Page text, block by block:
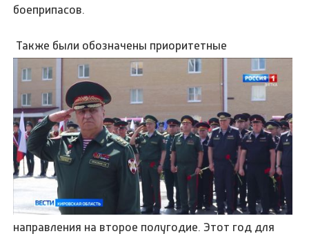
боеприпасов.
Также были обозначены приоритетные
направления на второе полугодие. Этот год для